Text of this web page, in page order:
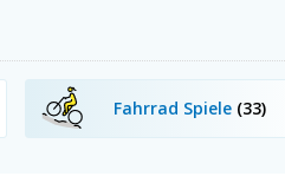
Fahrrad Spiele (33)